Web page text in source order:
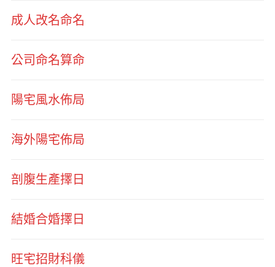
成人改名命名
公司命名算命
陽宅風水佈局
海外陽宅佈局
剖腹生產擇日
結婚合婚擇日
旺宅招財科儀